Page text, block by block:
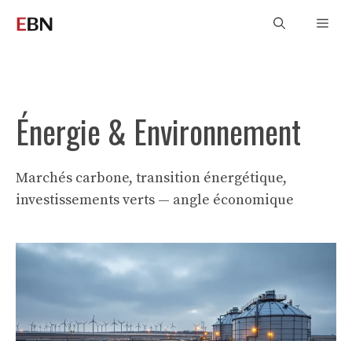
Énergie & Environnement
Marchés carbone, transition énergétique,
investissements verts — angle économique